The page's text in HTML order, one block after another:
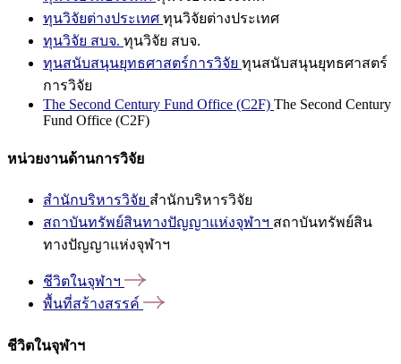
ทุนวิจัยต่างประเทศ ทุนวิจัยต่างประเทศ
ทุนวิจัย สบจ. ทุนวิจัย สบจ.
ทุนสนับสนุนยุทธศาสตร์การวิจัย ทุนสนับสนุนยุทธศาสตร์
การวิจัย
The Second Century Fund Office (C2F) The Second Century
Fund Office (C2F)
หน่วยงานด้านการวิจัย
สำนักบริหารวิจัย สำนักบริหารวิจัย
สถาบันทรัพย์สินทางปัญญาแห่งจุฬาฯ สถาบันทรัพย์สิน
ทางปัญญาแห่งจุฬาฯ
ชีวิตในจุฬาฯ
พื้นที่สร้างสรรค์
ชีวิตในจุฬาฯ